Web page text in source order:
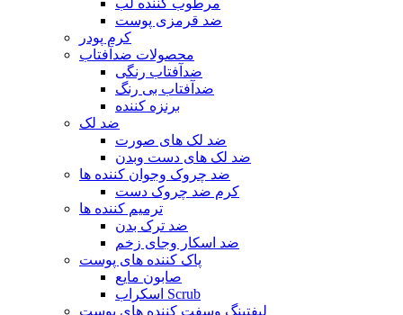
مرطوب کننده لب
ضد قرمزی پوست
کرم پودر
محصولات ضدآفتاب
ضدآفتاب رنگی
ضدآفتاب بی رنگ
برنزه کننده
ضد لک
ضد لک های صورت
ضد لک های دست وبدن
ضد چروک وجوان کننده ها
کرم ضد چروک دست
ترمیم کننده ها
ضد ترک بدن
ضد اسکار وجای زخم
پاک کننده های پوست
صابون مایع
اسکراب Scrub
لیفتینگ وسفت کننده های پوست